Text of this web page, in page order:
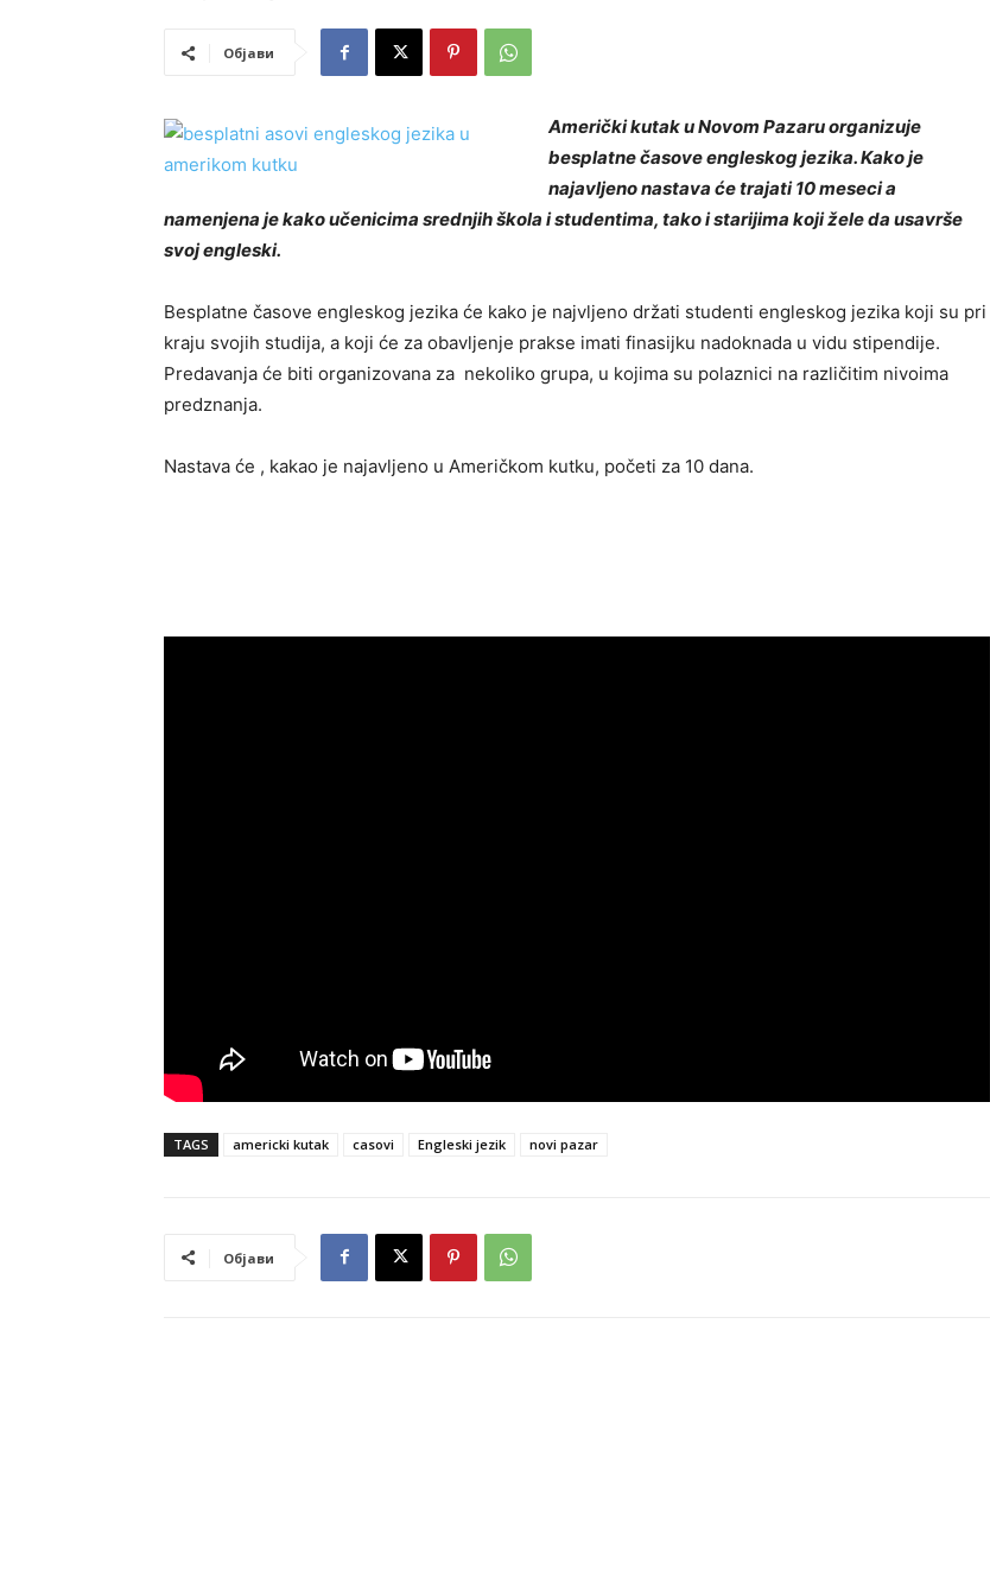
Објави
Američki kutak u Novom Pazaru organizuje
besplatne časove engleskog jezika. Kako je
najavljeno nastava će trajati 10 meseci a
namenjena je kako učenicima srednjih škola i studentima, tako i starijima koji žele da usavrše
svoj engleski.
Besplatne časove engleskog jezika će kako je najvljeno držati studenti engleskog jezika koji su pri
kraju svojih studija, a koji će za obavljenje prakse imati finasijku nadoknada u vidu stipendije.
Predavanja će biti organizovana za nekoliko grupa, u kojima su polaznici na različitim nivoima
predznanja.
Nastava će , kakao je najavljeno u Američkom kutku, početi za 10 dana.
TAGS americki kutak casovi Engleski jezik novi pazar
Објави